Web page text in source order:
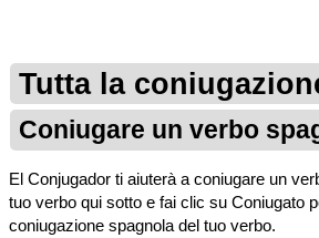
Tutta la
Coniugare un verbo
El Conjugador ti aiuterà a coniugare un
tuo verbo qui sotto e fai clic su Coniugato
coniugazione spagnola del tuo verbo.